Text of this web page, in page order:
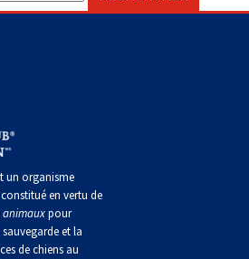
un organisme
en vertu de
animauxpour
et la
de chiens au